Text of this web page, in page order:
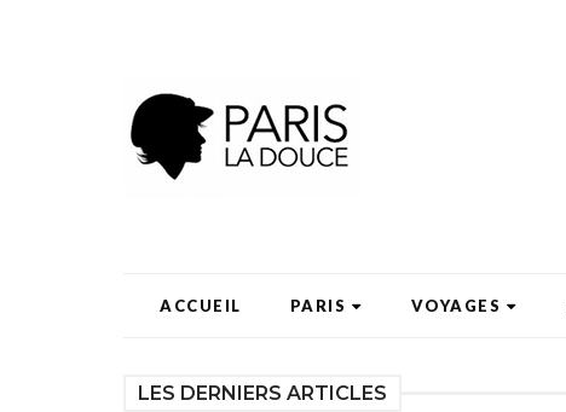
ACCUEIL PARIS VOYAGES
LES DERNIERS ARTICLES